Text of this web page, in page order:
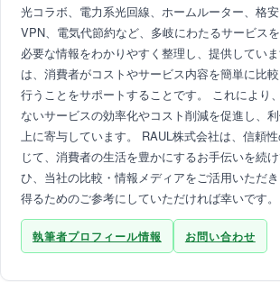
光コラボ、電力系光回線、ホームルーター、格安
VPN、電気代節約など、多岐にわたるサービス
必要な情報をわかりやすく整理し、提供してい
は、消費者がコストやサービス内容を簡単に比
行うことをサポートすることです。 これにより
ないサービスの効率化やコスト削減を促進し、
上に寄与しています。 RAUL株式会社は、信頼
じて、消費者の生活を豊かにするお手伝いを続
ひ、当社の比較・情報メディアをご活用いただ
得るためのご参考にしていただければ幸いです。
執筆者プロフィール情報 お問い合わせ